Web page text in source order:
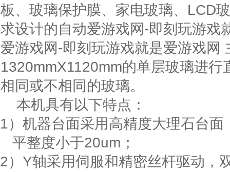
板、玻璃保护膜、家电玻璃、LCD
求设计的自动爱游戏网-即刻玩游戏
爱游戏网-即刻玩游戏就是爱游戏网
1320mmX1120mm的单层玻璃进行
相同或不相同的玻璃。
本机具有以下特点：
1） 机器台面采用高精度大理石台
平整度小于20um ；
2） Y轴采用伺服和精密丝杆驱动，